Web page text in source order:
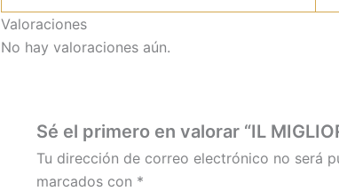
Valoraciones
No hay valoraciones aún.
Sé el primero en valorar “IL
Tu dirección de correo electrónico no será
marcados con *